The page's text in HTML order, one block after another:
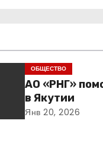
ОБЩЕСТВО
АО «РНГ»
в Якутии
Янв 20, 2026